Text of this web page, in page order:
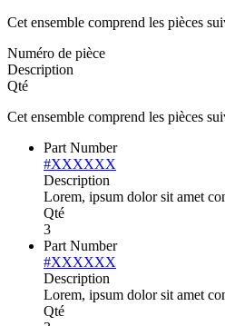
Cet ensemble comprend les pièces
Numéro de pièce
Description
Qté
Cet ensemble comprend les pièces
Part Number
#XXXXXX
Description
Lorem, ipsum dolor sit amet
Qté
3
Part Number
#XXXXXX
Description
Lorem, ipsum dolor sit amet
Qté